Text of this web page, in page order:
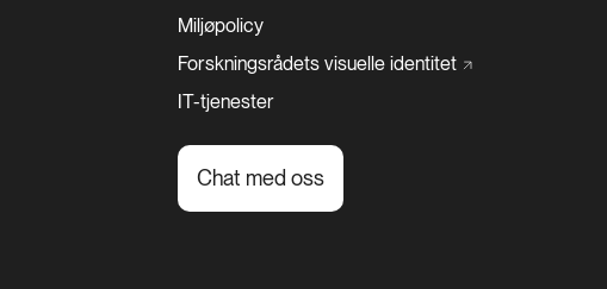
Miljøpolicy
Forskningsrådets visuelle identitet
IT-tjenester
Chat med oss